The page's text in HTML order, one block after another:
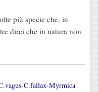
più specie che, in
direi che in natura non
C.fallax-Myrmica